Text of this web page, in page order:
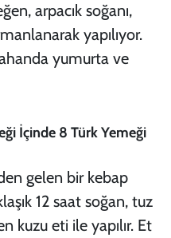
arpacık soğanı,
yapılıyor.
yumurta ve
gelen bir kebap
12 saat soğan, tuz
kuzu eti ile yapılır. Et